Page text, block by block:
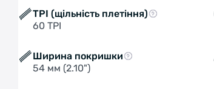
TPI (щільність плетіння)
60 TPI
Ширина покришки
54 мм (2.10")